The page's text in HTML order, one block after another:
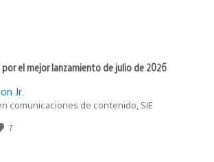
por el mejor lanzamiento de julio de 2026
Jr.
comunicaciones de contenido, SIE
7